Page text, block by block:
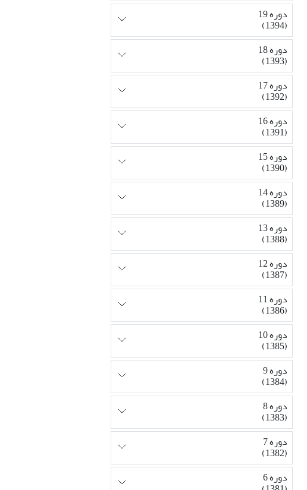
دوره 19
(1394)
دوره 18
(1393)
دوره 17
(1392)
دوره 16
(1391)
دوره 15
(1390)
دوره 14
(1389)
دوره 13
(1388)
دوره 12
(1387)
دوره 11
(1386)
دوره 10
(1385)
دوره 9
(1384)
دوره 8
(1383)
دوره 7
(1382)
دوره 6